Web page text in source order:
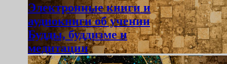
Электронные книги и
аудиокниги об учении
Будды, буддизме и
медитации